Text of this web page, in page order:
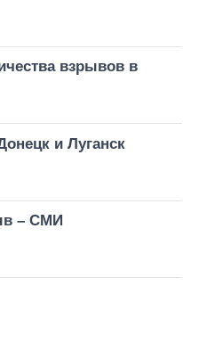
взрывов в
и Луганск
– СМИ